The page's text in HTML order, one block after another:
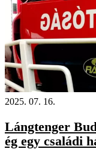
2025. 07. 16.
Lángtenger
ég egy családi